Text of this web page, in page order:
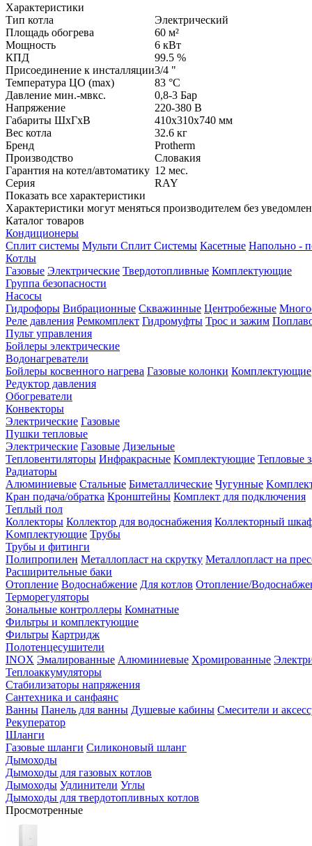
Характеристики
Тип котла
Электрический
Площадь обогрева
60 м²
Мощность
6 кВт
КПД
99.5 %
Присоединение к инсталляции3/4 "
Температура ЦO (max)
83 °C
Давление мин.-мвкс.
0,8-3 Бар
Напряжение
220-380 В
Габариты ШхГхВ
410х310х740 мм
Вес котла
32.6 кг
Бренд
Protherm
Производство
Словакия
Гарантия на котел/автоматику 12 мес.
Серия
RAY
Показать все характеристики
Характеристики могут меняться производителем без
Каталог товаров
Кондиционеры
Сплит системы Мульти Сплит Системы Касетные Напольно -
Котлы
Газовые Электрические Твердотопливные Комплектующие
Группа безопасности
Насосы
Гидрофоры Вибрационные Скважинные Центробежные
Реле давления Ремкомплект Гидромуфты Трос и зажим
Пульт управления
Бойлеры электрические
Водонагреватели
Бойлеры косвенного нагрева Газовые колонки Комплектующие
Редуктор давления
Обогреватели
Конвекторы
Электрические Газовые
Пушки тепловые
Электрические Газовые Дизельные
Тепловентиляторы Инфракрасные Kомплектующие Тепловые
Радиаторы
Алюминиевые Стальные Биметаллические Чугунные
Кран подача/обратка Кронштейны Комплект для подключения
Теплый пол
Коллекторы Коллектор для водоснабжения Коллекторный
Kомплектующие Трубы
Трубы и фитинги
Полипропилен Металлопласт на скрутку Металлопласт на
Расширительные баки
Отопление Водоснабжение Для котлов Отопление/
Терморегуляторы
Зональные контроллеры Комнатные
Фильтры и комплектующие
Фильтры Картридж
Полотенцесушители
INOX Эмалированные Алюминиевые Хромированные
Теплоаккумуляторы
Стабилизаторы напряжения
Сантехника и санфаянс
Ванны Панель для ванны Душевые кабины Смесители и
Рекуператор
Шланги
Газовые шланги Силиконовый шланг
Дымоходы
Дымоходы для газовых котлов
Дымоходы Удлинители Углы
Дымоходы для твердотопливных котлов
Просмотренные